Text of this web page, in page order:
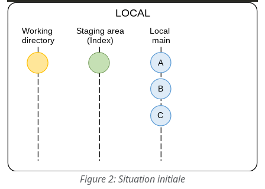
Figure 2: Situation initiale